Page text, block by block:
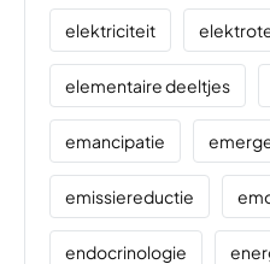
elektriciteit
elementaire deeltjes
emancipatie
emissiereductie
endocrinologie